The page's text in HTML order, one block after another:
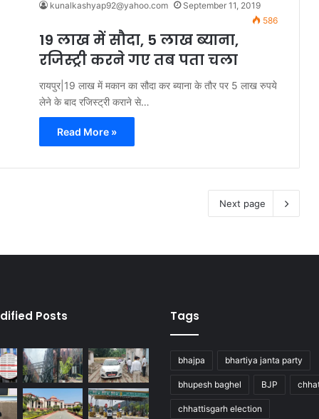
kunalkashyap92@yahoo.com
September 11, 2019
586
19 लाख में सौदा, 5 लाख ब्याना,
रजिस्ट्री करने गए तब पता चला
रायपुर|19 लाख में मकान का सौदा कर ब्याना के तौर पर 5 लाख रुपये
लेने के बाद रजिस्ट्री कराने से…
Read More »
Next page
Posts Tags
bhajpa bhartiya janta party
bhupesh baghel BJP
chhattisgarh election